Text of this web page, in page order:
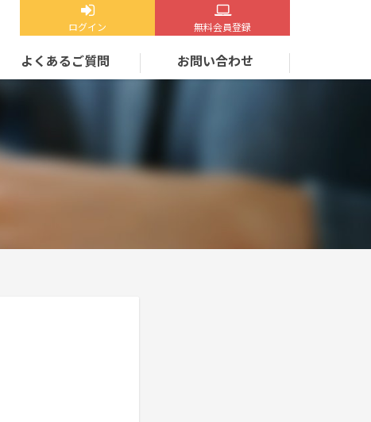
ログイン 無料会員登録
よくあるご質問 お問い合わせ